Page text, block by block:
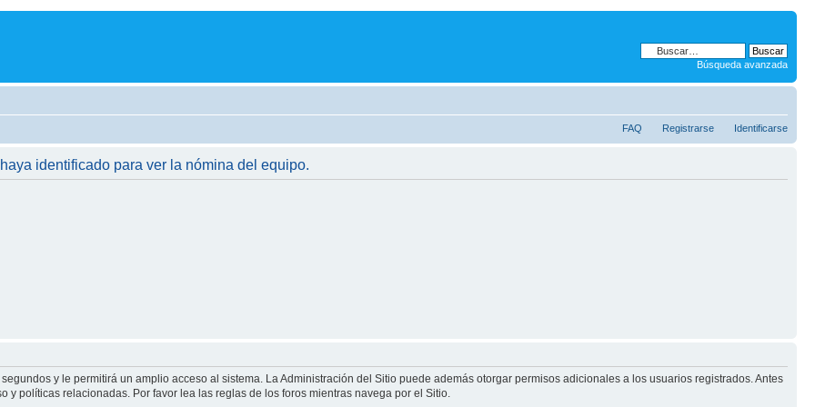
Búsqueda avanzada
FAQ Registrarse Identificarse
identificado para ver la nómina del equipo.
y le permitirá un amplio acceso al sistema. La Administración del Sitio puede además otorgar permisos adicionales a los usuarios registrados. Antes
políticas relacionadas. Por favor lea las reglas de los foros mientras navega por el Sitio.